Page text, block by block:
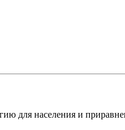
для населения и